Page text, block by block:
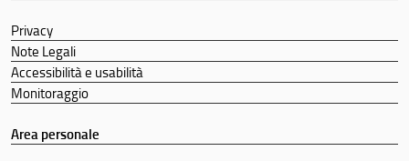
Privacy
Note Legali
Accessibilità e usabilità
Monitoraggio
Area personale